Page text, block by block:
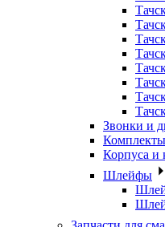
Звонки и
Корпуса и
Шлейфы